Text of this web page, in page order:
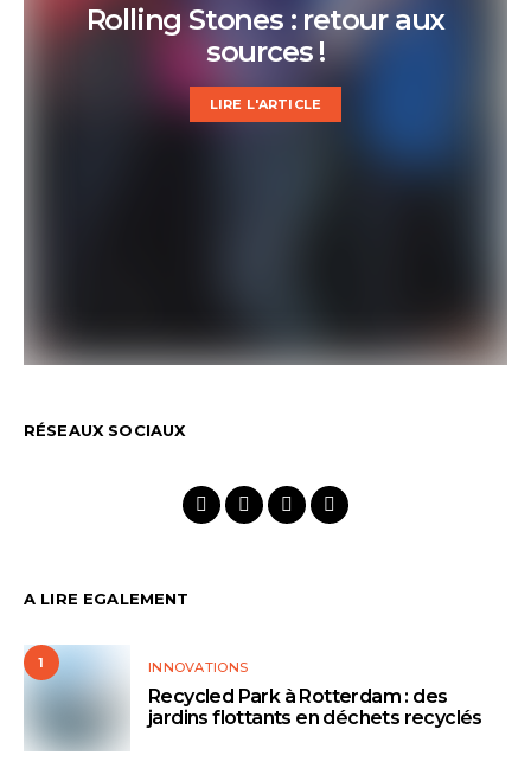
Rolling Stones : retour aux
sources !
LIRE L'ARTICLE
RÉSEAUX SOCIAUX
A LIRE EGALEMENT
1 INNOVATIONS
Recycled Park à Rotterdam : des
jardins flottants en déchets recyclés